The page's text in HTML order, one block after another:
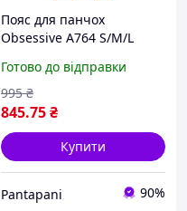
Пояс для панчох
Obsessive A764 S/M/L
ціна
Готово до відправки
845.75₴
995 ₴
Купити
Pantapani 90%